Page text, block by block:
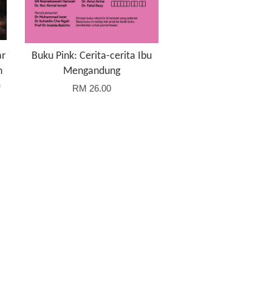
Buku Pink: Cerita-cerita Ibu
Mengandung
RM 26.00